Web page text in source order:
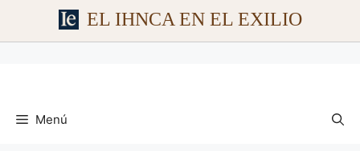
EL IHNCA EN EL EXILIO
contenido
Menú